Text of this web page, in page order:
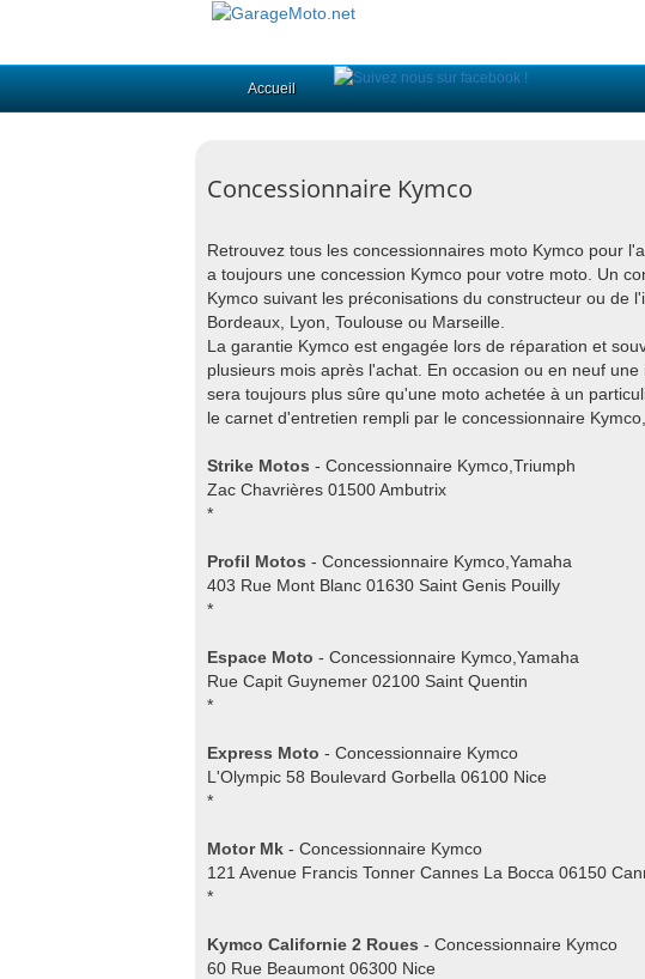
Accueil
Concessionnaire Kymco
Retrouvez tous les concessionnaires moto Kymco pour
a toujours une concession Kymco pour votre moto. Un
Kymco suivant les préconisations du constructeur ou de
Bordeaux, Lyon, Toulouse ou Marseille.
La garantie Kymco est engagée lors de réparation et
plusieurs mois après l'achat. En occasion ou en neuf
sera toujours plus sûre qu'une moto achetée à un
le carnet d'entretien rempli par le concessionnaire
Strike Motos - Concessionnaire Kymco,Triumph
Zac Chavrières 01500 Ambutrix
*
Profil Motos - Concessionnaire Kymco,Yamaha
403 Rue Mont Blanc 01630 Saint Genis Pouilly
*
Espace Moto - Concessionnaire Kymco,Yamaha
Rue Capit Guynemer 02100 Saint Quentin
*
Express Moto - Concessionnaire Kymco
L'Olympic 58 Boulevard Gorbella 06100 Nice
*
Motor Mk - Concessionnaire Kymco
121 Avenue Francis Tonner Cannes La Bocca 06150
*
Kymco Californie 2 Roues - Concessionnaire Kymco
60 Rue Beaumont 06300 Nice